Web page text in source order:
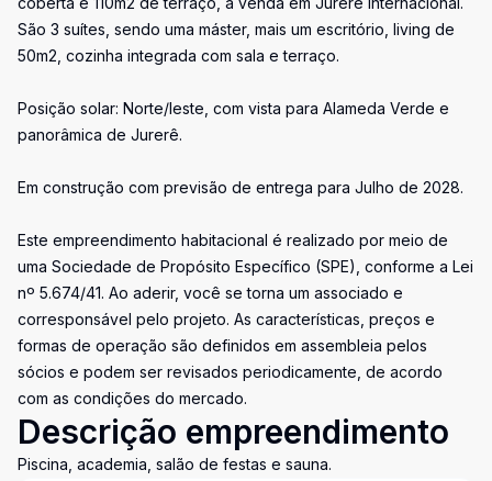
São 3 suítes, sendo uma máster, mais um escritório, living de
50m2, cozinha integrada com sala e terraço.
Posição solar: Norte/leste, com vista para Alameda Verde e
panorâmica de Jurerê.
Em construção com previsão de entrega para Julho de 2028.
Este empreendimento habitacional é realizado por meio de
uma Sociedade de Propósito Específico (SPE), conforme a Lei
nº 5.674/41. Ao aderir, você se torna um associado e
corresponsável pelo projeto. As características, preços e
formas de operação são definidos em assembleia pelos
sócios e podem ser revisados periodicamente, de acordo
com as condições do mercado.
Descrição empreendimento
Piscina, academia, salão de festas e sauna.